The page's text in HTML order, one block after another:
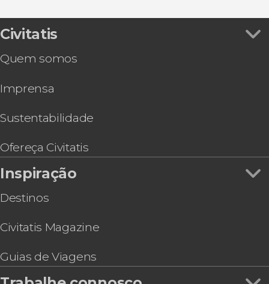
Tour gastronômico por Déli
Pub Crawl. Tour de festa por Déli!
tradicional!
Akshardham
Tour de bicicleta por Déli
indiana
4 dias de retiro de ioga em Jhansi
Tour espiritual por Déli
Civitatis
Quem somos
Imprensa
Sustentabilidade
Ofereça Civitatis
Inspiração
Destinos
Civitatis Magazine
Guias de Viagens